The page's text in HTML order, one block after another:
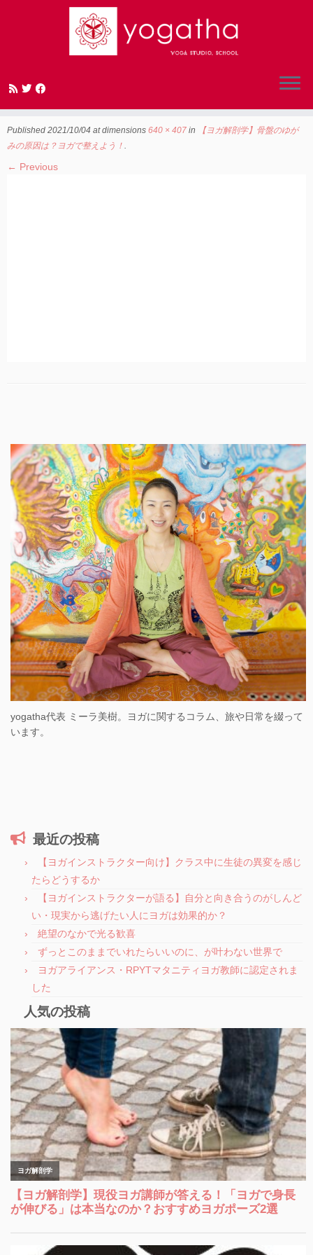
content
Published 2021/10/04 at dimensions 640 × 407 in 【ヨガ解剖学】骨盤のゆが
みの原因は？ヨガで整えよう！ .
← Previous
yogatha代表 ミーラ美樹。ヨガに関するコラム、旅や日常を綴って
います。
最近の投稿
【ヨガインストラクター向け】クラス中に生徒の異変を感じ
たらどうするか
【ヨガインストラクターが語る】自分と向き合うのがしんど
い・現実から逃げたい人にヨガは効果的か？
絶望のなかで光る歓喜
ずっとこのままでいれたらいいのに、が叶わない世界で
ヨガアライアンス・RPYTマタニティヨガ教師に認定されま
した
人気の投稿